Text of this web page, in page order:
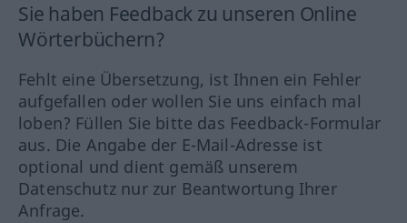
Sie haben Feedback zu unseren Online
Wörterbüchern?
Fehlt eine Übersetzung, ist Ihnen ein Fehler
aufgefallen oder wollen Sie uns einfach mal
loben? Füllen Sie bitte das Feedback-Formular
aus. Die Angabe der E-Mail-Adresse ist
optional und dient gemäß unserem
Datenschutz nur zur Beantwortung Ihrer
Anfrage.